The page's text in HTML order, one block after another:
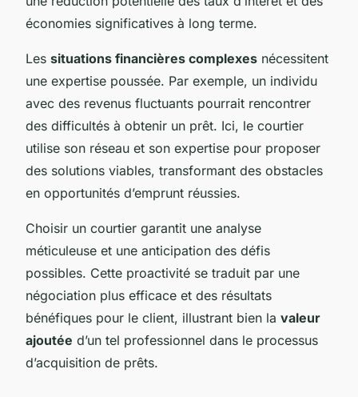
économies significatives à long terme.
Les situations financières complexes nécessitent
une expertise poussée. Par exemple, un individu
avec des revenus fluctuants pourrait rencontrer
des difficultés à obtenir un prêt. Ici, le courtier
utilise son réseau et son expertise pour proposer
des solutions viables, transformant des obstacles
en opportunités d’emprunt réussies.
Choisir un courtier garantit une analyse
méticuleuse et une anticipation des défis
possibles. Cette proactivité se traduit par une
négociation plus efficace et des résultats
bénéfiques pour le client, illustrant bien la valeur
ajoutée d’un tel professionnel dans le processus
d’acquisition de prêts.